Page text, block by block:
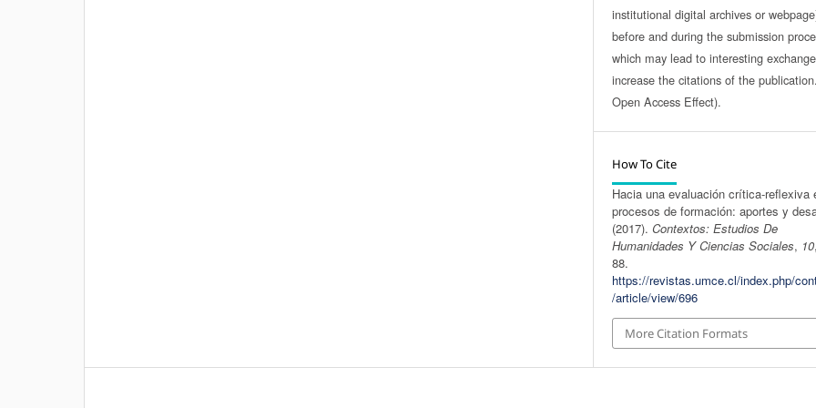
institutional digital archives or
before and during the submission
which may lead to interesting
increase the citations of the
Open Access Effect).
How To Cite
Hacia una evaluación crítica-reflexiva
procesos de formación: aportes y
(2017).Contextos: Estudios De
Humanidades Y Ciencias Sociales, 10
88.
https://revistas.umce.cl/index.php/
/article/view/696
More Citation Formats